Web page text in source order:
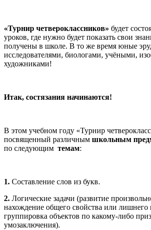
«Турнир четвероклассников» будет
уроков, где нужно будет показать свои
получены в школе. В то же время юные
исследователями, биологами, учёными,
художниками!
Итак, состязания начинаются!
В этом учебном году «Турнир
посвященный различным школьным
по следующим темам:
1. Составление слов из букв.
2. Логические задачи (развитие
нахождение общего свойства или лишнего
группировка объектов по какому-либо
умозаключения).